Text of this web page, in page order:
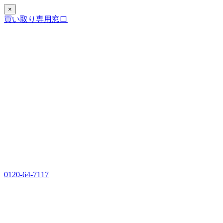
×
買い取り専用窓口
0120-64-7117